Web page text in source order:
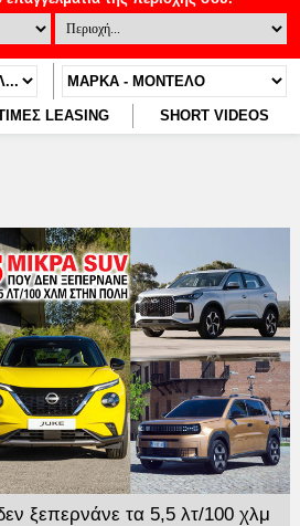
LEASING SHORT VIDEOS
ξεπερνάνε τα 5,5 λτ/100 χλμ